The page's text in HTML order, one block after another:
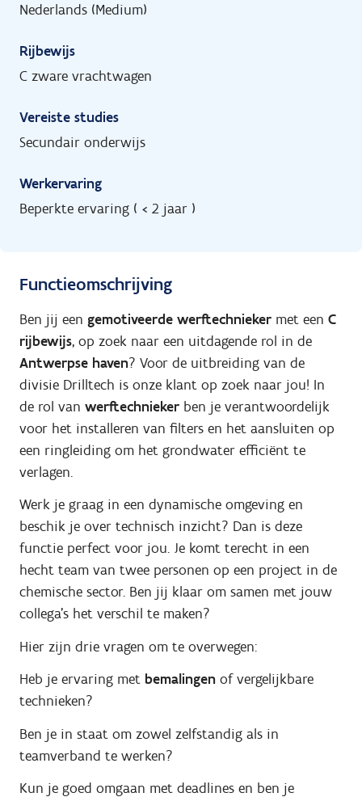
Nederlands (Medium)
Rijbewijs
C zware vrachtwagen
Vereiste studies
Secundair onderwijs
Werkervaring
Beperkte ervaring ( < 2 jaar )
Functieomschrijving
Ben jij een gemotiveerde werftechnieker met een C
rijbewijs, op zoek naar een uitdagende rol in de
Antwerpse haven? Voor de uitbreiding van de
divisie Drilltech is onze klant op zoek naar jou! In
de rol van werftechnieker ben je verantwoordelijk
voor het installeren van filters en het aansluiten op
een ringleiding om het grondwater efficiënt te
verlagen.
Werk je graag in een dynamische omgeving en
beschik je over technisch inzicht? Dan is deze
functie perfect voor jou. Je komt terecht in een
hecht team van twee personen op een project in de
chemische sector. Ben jij klaar om samen met jouw
collega’s het verschil te maken?
Hier zijn drie vragen om te overwegen:
Heb je ervaring met bemalingen of vergelijkbare
technieken?
Ben je in staat om zowel zelfstandig als in
teamverband te werken?
Kun je goed omgaan met deadlines en ben je